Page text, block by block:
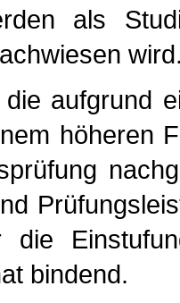
als
aufgrund
höheren
die
bindend.